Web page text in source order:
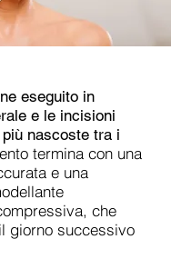
eseguito in
e le incisioni
nascoste tra i
termina con una
e una
che
giorno successivo